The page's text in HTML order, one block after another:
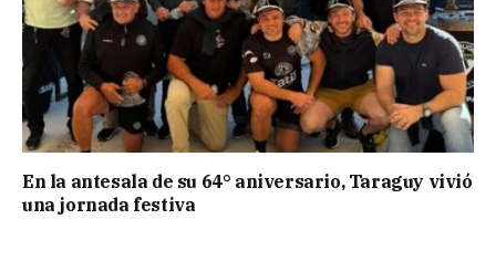
En la antesala de su 64° aniversario, Taraguy vivió
una jornada festiva